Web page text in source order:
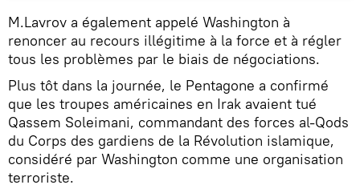
M.Lavrov a également appelé Washington à
renoncer au recours illégitime à la force et à régler
tous les problèmes par le biais de négociations.
Plus tôt dans la journée, le Pentagone a confirmé
que les troupes américaines en Irak avaient tué
Qassem Soleimani, commandant des forces al-Qods
du Corps des gardiens de la Révolution islamique,
considéré par Washington comme une organisation
terroriste.